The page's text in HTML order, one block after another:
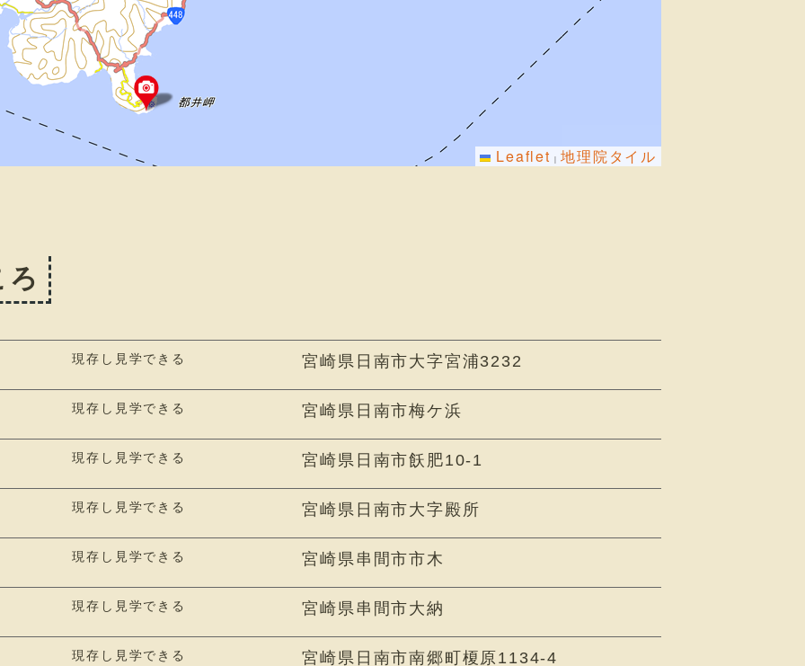
Leaflet | 地理院タイル
ろ
現存し見学できる 宮崎県日南市大字宮浦3232
現存し見学できる 宮崎県日南市梅ケ浜
現存し見学できる 宮崎県日南市飫肥10-1
現存し見学できる 宮崎県日南市大字殿所
現存し見学できる 宮崎県串間市市木
現存し見学できる 宮崎県串間市大納
現存し見学できる 宮崎県日南市南郷町榎原1134-4